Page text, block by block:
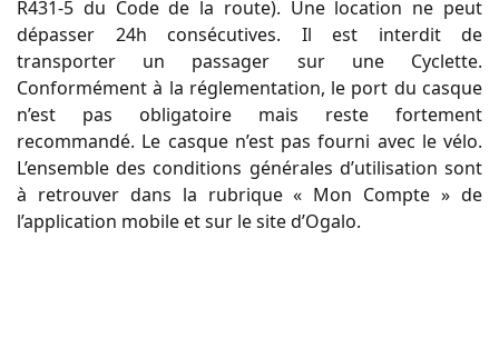
R431-5 du Code de la route). Une location ne peut
dépasser 24h consécutives. Il est interdit de
transporter un passager sur une Cyclette.
Conformément à la réglementation, le port du casque
n’est pas obligatoire mais reste fortement
recommandé. Le casque n’est pas fourni avec le vélo.
L’ensemble des conditions générales d’utilisation sont
à retrouver dans la rubrique « Mon Compte » de
l’application mobile et sur le site d’Ogalo.